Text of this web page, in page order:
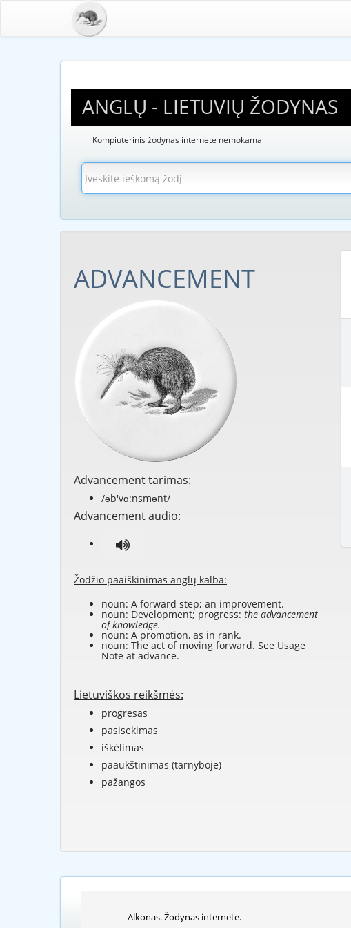
ANGLŲ - LIETUVIŲ ŽODYNAS
Kompiuterinis žodynas internete nemokamai
ADVANCEMENT
Advancementtarimas:
/əb'vɑ:nsmənt/
Advancementaudio:
Žodžio paaiškinimas anglų kalba:
noun: A forward step; an improvement.
noun: Development; progress: the advancement
of knowledge.
noun: A promotion, as in rank.
noun: The act of moving forward. See Usage
Note at advance.
Lietuviškos reikšmės:
progresas
pasisekimas
iškėlimas
paaukštinimas (tarnyboje)
pažangos
Alkonas. Žodynas internete.